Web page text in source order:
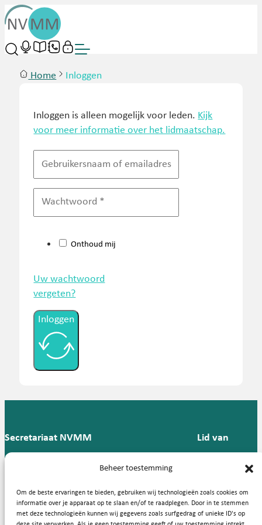
Beheer toestemming
Om de beste ervaringen te bieden, gebruiken wij technologieën zoals cookies om
informatie over je apparaat op te slaan en/of te raadplegen. Door in te stemmen
met deze technologieën kunnen wij gegevens zoals surfgedrag of unieke ID's op
Home Inloggen
Inloggen is alleen mogelijk voor leden. Kijk
voor meer informatie over het lidmaatschap.
Onthoud mij
Uw wachtwoord
vergeten?
Inloggen
Secretariaat NVMM
Groningen
T: 088 -
57
Lid van